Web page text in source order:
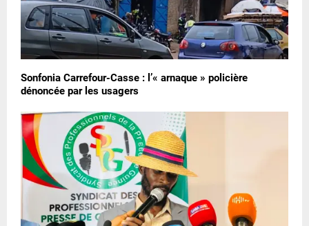
Sonfonia Carrefour-Casse : l’« arnaque » policière
dénoncée par les usagers